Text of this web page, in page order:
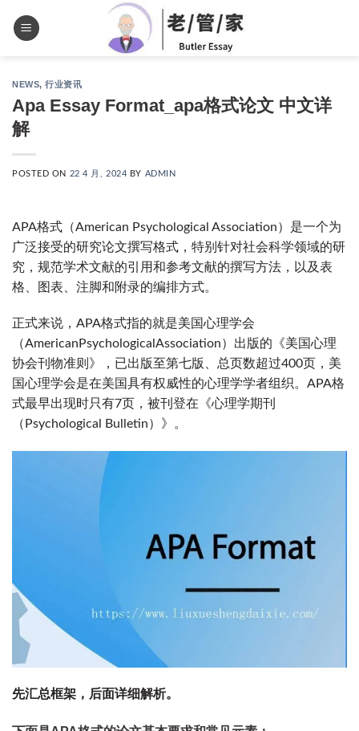
NEWS,行业资讯
Apa Essay Format_apa格式论文 中文详
解
POSTED ON 22 4 月, 2024 BY ADMIN
APA格式（American Psychological Association）是一个为
广泛接受的研究论文撰写格式，特别针对社会科学领域的研
究，规范学术文献的引用和参考文献的撰写方法，以及表
格、图表、注脚和附录的编排方式。
正式来说，APA格式指的就是美国心理学会
（AmericanPsychologicalAssociation）出版的《美国心理
协会刊物准则》，已出版至第七版、总页数超过400页，美
国心理学会是在美国具有权威性的心理学学者组织。APA格
式最早出现时只有7页，被刊登在《心理学期刊
（Psychological Bulletin）》。
先汇总框架，后面详细解析。